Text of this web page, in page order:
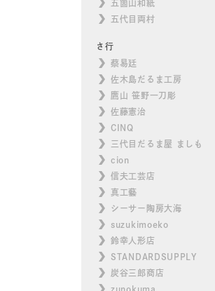
五箇山和紙
五代目両村
さ行
蔡易廷
佐木島だるま工房
鷹山 笹野一刀彫
佐藤憲治
CINQ
三代目だるま屋 ましも
cion
信夫工芸店
真工藝
シーサー陶房大海
suzukimoeko
鈴幸人形店
STANDARDSUPPLY
炭谷三郎商店
zunokuma